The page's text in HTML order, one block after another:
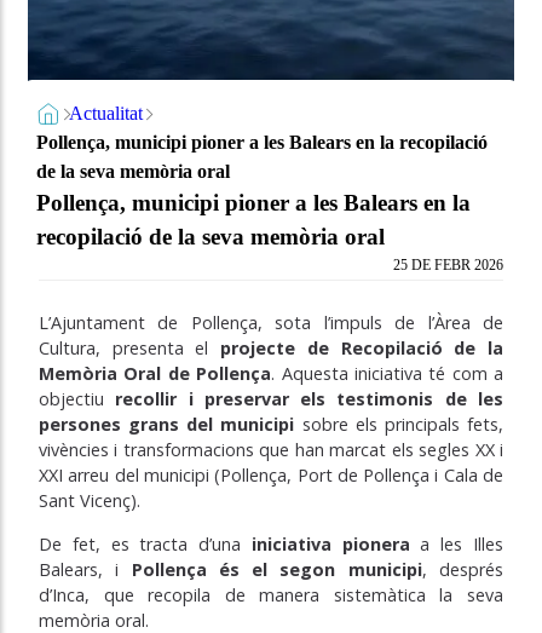
Actualitat
Pollença, municipi pioner a les Balears en la recopilació
de la seva memòria oral
Pollença, municipi pioner a les Balears en la
recopilació de la seva memòria oral
25 DE FEBR 2026
L’Ajuntament de Pollença, sota l’impuls de l’Àrea de
Cultura, presenta el projecte de Recopilació de la
Memòria Oral de Pollença. Aquesta iniciativa té com a
objectiu recollir i preservar els testimonis de les
persones grans del municipi sobre els principals fets,
vivències i transformacions que han marcat els segles XX i
XXI arreu del municipi (Pollença, Port de Pollença i Cala de
Sant Vicenç).
De fet, es tracta d’una iniciativa pionera a les Illes
Balears, i Pollença és el segon municipi, després
d’Inca, que recopila de manera sistemàtica la seva
memòria oral.